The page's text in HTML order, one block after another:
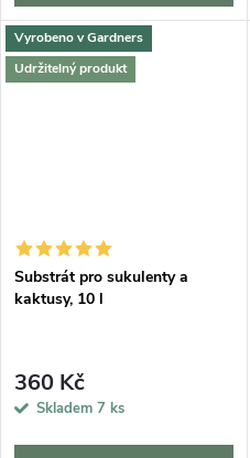
Vyrobeno v Gardners
Udržitelný produkt
Substrát pro sukulenty a
kaktusy, 10 l
360 Kč
Skladem 7 ks